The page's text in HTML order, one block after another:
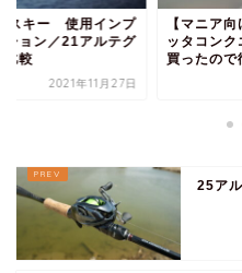
ニア向け】23カルカ
コンクエストBFSを
たので徹底イン...
2023年5月13日
スプール
入らない
MGLを買
25ア